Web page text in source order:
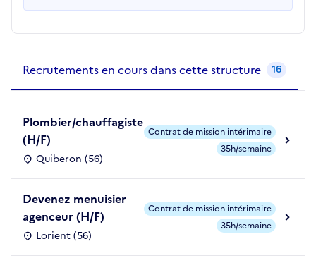
Recrutements en cours dans cette structure 16
Plombier/chauffagiste
(H/F)
Quiberon (56)
Contrat de mission intérimaire
35h/semaine
Devenez menuisier
agenceur (H/F)
Lorient (56)
Contrat de mission intérimaire
35h/semaine